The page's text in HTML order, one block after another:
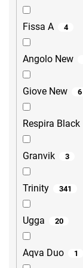
Fissa A 4
Angolo New
Giove New 6
Respira Black
Granvik 3
Trinity 341
Ugga 20
Aqva Duo 1